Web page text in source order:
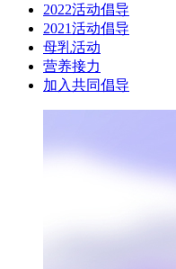
2022活动倡导
2021活动倡导
母乳活动
营养接力
加入共同倡导